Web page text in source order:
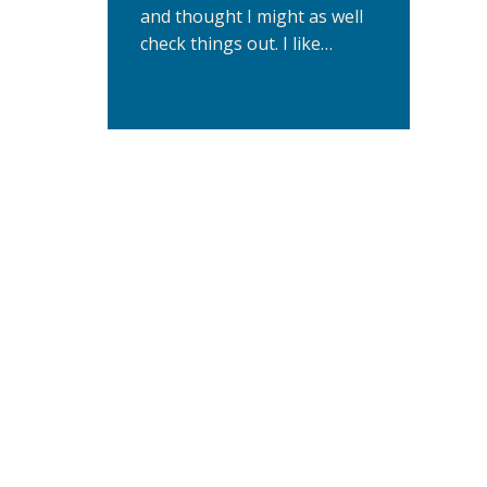
and thought I might as well
check things out. I like…